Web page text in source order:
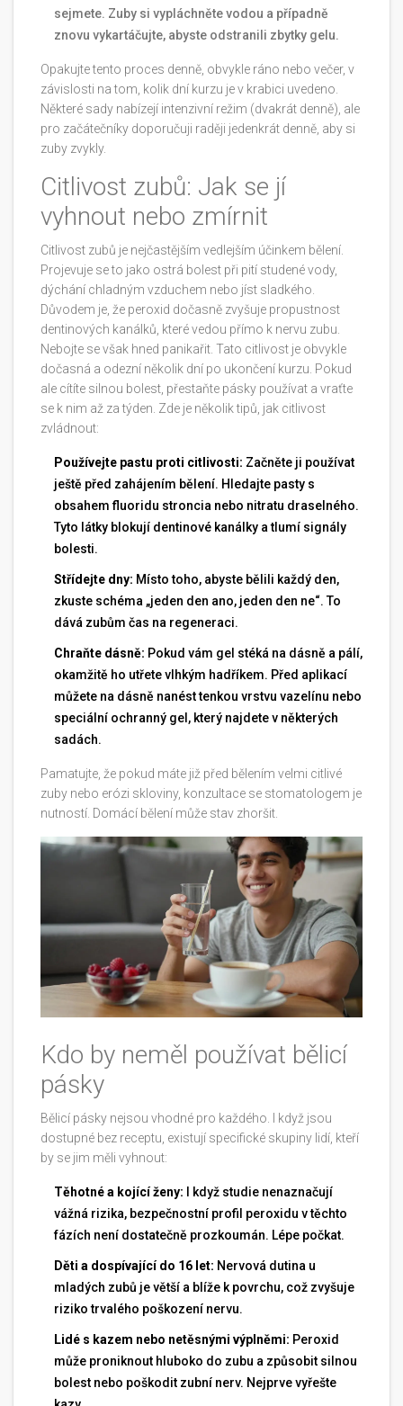
sejmete. Zuby si vypláchněte vodou a případně
znovu vykartáčujte, abyste odstranili zbytky gelu.
Opakujte tento proces denně, obvykle ráno nebo večer, v
závislosti na tom, kolik dní kurzu je v krabici uvedeno.
Některé sady nabízejí intenzivní režim (dvakrát denně), ale
pro začátečníky doporučuji raději jedenkrát denně, aby si
zuby zvykly.
Citlivost zubů: Jak se jí
vyhnout nebo zmírnit
Citlivost zubů je nejčastějším vedlejším účinkem bělení.
Projevuje se to jako ostrá bolest při pití studené vody,
dýchání chladným vzduchem nebo jíst sladkého.
Důvodem je, že peroxid dočasně zvyšuje propustnost
dentinových kanálků, které vedou přímo k nervu zubu.
Nebojte se však hned panikařit. Tato citlivost je obvykle
dočasná a odezní několik dní po ukončení kurzu. Pokud
ale cítíte silnou bolest, přestaňte pásky používat a vraťte
se k nim až za týden. Zde je několik tipů, jak citlivost
zvládnout:
Používejte pastu proti citlivosti: Začněte ji používat
ještě před zahájením bělení. Hledajte pasty s
obsahem fluoridu stroncia nebo nitratu draselného.
Tyto látky blokují dentinové kanálky a tlumí signály
bolesti.
Střídejte dny: Místo toho, abyste bělili každý den,
zkuste schéma „jeden den ano, jeden den ne“. To
dává zubům čas na regeneraci.
Chraňte dásně: Pokud vám gel stéká na dásně a pálí,
okamžitě ho utřete vlhkým hadříkem. Před aplikací
můžete na dásně nanést tenkou vrstvu vazelínu nebo
speciální ochranný gel, který najdete v některých
sadách.
Pamatujte, že pokud máte již před bělením velmi citlivé
zuby nebo erózi skloviny, konzultace se stomatologem je
nutností. Domácí bělení může stav zhoršit.
Kdo by neměl používat bělicí
pásky
Bělicí pásky nejsou vhodné pro každého. I když jsou
dostupné bez receptu, existují specifické skupiny lidí, kteří
by se jim měli vyhnout:
Těhotné a kojící ženy: I když studie nenaznačují
vážná rizika, bezpečnostní profil peroxidu v těchto
fázích není dostatečně prozkoumán. Lépe počkat.
Děti a dospívající do 16 let: Nervová dutina u
mladých zubů je větší a blíže k povrchu, což zvyšuje
riziko trvalého poškození nervu.
Lidé s kazem nebo netěsnými výplněmi: Peroxid
může proniknout hluboko do zubu a způsobit silnou
bolest nebo poškodit zubní nerv. Nejprve vyřešte